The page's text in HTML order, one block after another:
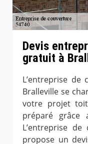
Devis
gratuit à
L’entreprise de
Bralleville se
votre projet
préparé grâce
L’entreprise
propose un